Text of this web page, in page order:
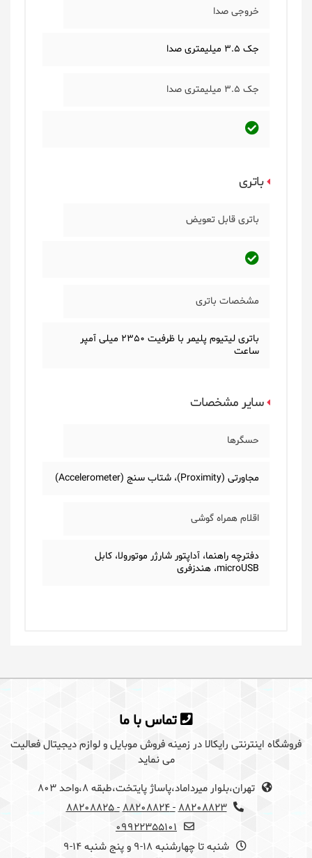
خروجی صدا
جک 3.5 میلیمتری صدا
جک 3.5 میلیمتری صدا
باتری
باتری قابل تعویض
مشخصات باتری
باتری لیتیوم پلیمر با ظرفیت 2350 میلی آمپر
ساعت
سایر مشخصات
حسگرها
مجاورتی (Proximity)، شتاب سنج (Accelerometer)
اقلام همراه گوشی
دفترچه‌ راهنما، آداپتور شارژر موتورولا، کابل
microUSB، هندزفری
تماس با ما
فروشگاه اینترنتی رایکالا در زمینه فروش موبایل و لوازم دیجیتال فعالیت
می نماید
تهران،بلوار میرداماد،پاساژ پایتخت،طبقه 8،واحد 803
88208823
- 88208824
- 88208825
09922355101
شنبه تا چهارشنبه 18-9 و پنج شنبه 14-9